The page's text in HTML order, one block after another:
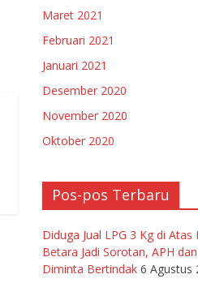
Maret 2021
Februari 2021
Januari 2021
Desember 2020
November 2020
Oktober 2020
Pos-pos Terbaru
Diduga Jual LPG 3 Kg di Atas
Betara Jadi Sorotan, APH
Diminta Bertindak 6 Agustus